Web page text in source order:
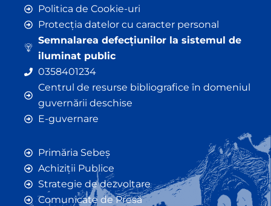
Politica de Cookie-uri
Protecția datelor cu caracter personal
Semnalarea defecțiunilor la sistemul de
iluminat public
0358401234
Centrul de resurse bibliografice în domeniul
guvernării deschise
E-guvernare
Primăria Sebeș
Achiziții Publice
Strategie de dezvoltare
Comunicate de Presă